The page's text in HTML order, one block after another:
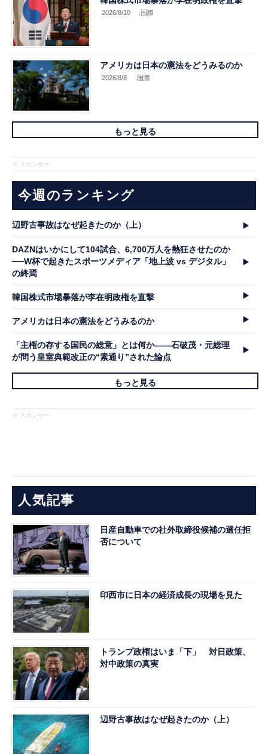
2026/8/10 .国際
アメリカは日本の憲法をどうみるのか
2026/8/8 .国際
もっと見る
※ スポンサー
今週のランキング
辺野古事故はなぜ起きたのか（上）
DAZNはいかにして104試合、6,700万人を熱狂させたのか
──W杯で起きたスポーツメディア「地上波 vs デジタル」
の終焉
韓国株式市場暴落が李在明政権を直撃
アメリカは日本の憲法をどうみるのか
「主権の存する国民の総意」とは何か――石破茂・元総理
が問う皇室典範改正の“素通り”された論点
もっと見る
※ スポンサー
人気記事
日産自動車での社外取締役候補の選任拒
否について
印西市に日本の経済成長の現場を見た
トランプ政権はいま「下」 対日政策、
対中政策の真実
辺野古事故はなぜ起きたのか（上）